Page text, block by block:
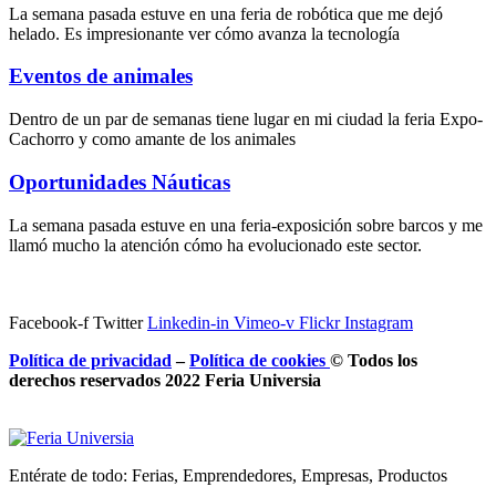
La semana pasada estuve en una feria de robótica que me dejó
helado. Es impresionante ver cómo avanza la tecnología
Eventos de animales
Dentro de un par de semanas tiene lugar en mi ciudad la feria Expo-
Cachorro y como amante de los animales
Oportunidades Náuticas
La semana pasada estuve en una feria-exposición sobre barcos y me
llamó mucho la atención cómo ha evolucionado este sector.
Facebook-f Twitter Linkedin-in Vimeo-v Flickr Instagram
Política de privacidad –Política de cookies © Todos los
derechos reservados 2022 Feria Universia
Entérate de todo: Ferias, Emprendedores, Empresas, Productos